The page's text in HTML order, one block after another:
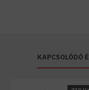
KAPCSOLÓDÓ